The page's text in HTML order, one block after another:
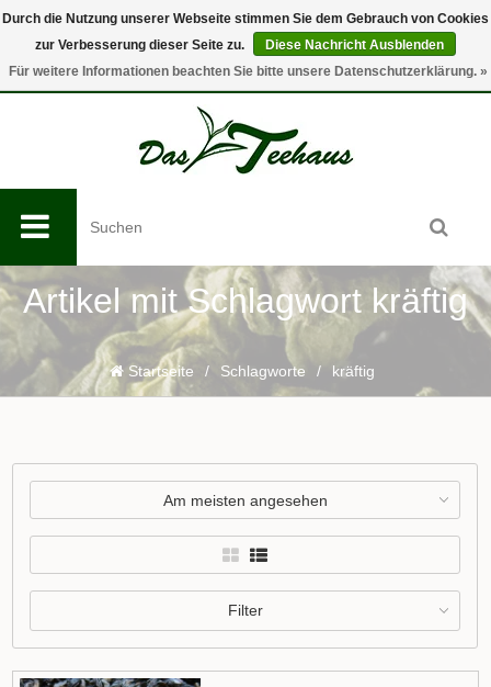
0
Artikel mit Schlagwort kräftig
Startseite / Schlagworte / kräftig
Am meisten angesehen
Filter
Durch die Nutzung unserer Webseite stimmen Sie dem Gebrauch von Cookies
zur Verbesserung dieser Seite zu.
Diese Nachricht Ausblenden
Für weitere Informationen beachten Sie bitte unsere Datenschutzerklärung. »